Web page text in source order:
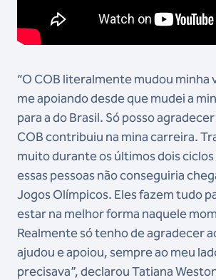
“O COB literalmente mudou minha
me apoiando desde que mudei a
para a do Brasil. Só posso
COB contribuiu na mina carreira.
muito durante os últimos dois
essas pessoas não conseguiria
Jogos Olímpicos. Eles fazem tudo
estar na melhor forma naquele
Realmente só tenho de agradecer
ajudou e apoiou, sempre ao meu
precisava”, declarou Tatiana